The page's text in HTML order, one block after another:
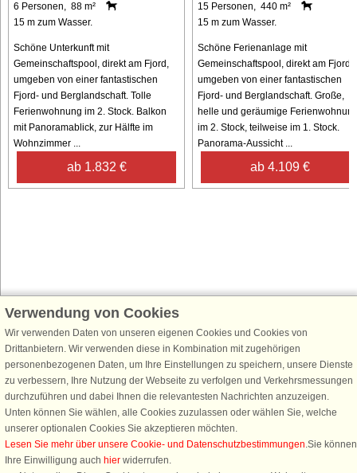
6 Personen, 88 m²
15 m zum Wasser.
Schöne Unterkunft mit
Gemeinschaftspool, direkt am Fjord,
umgeben von einer fantastischen
Fjord- und Berglandschaft. Tolle
Ferienwohnung im 2. Stock. Balkon
mit Panoramablick, zur Hälfte im
Wohnzimmer ...
ab 1.832 €
15 Personen, 440 m²
15 m zum Wasser.
Schöne Ferienanlage mit
Gemeinschaftspool, direkt am Fjord,
umgeben von einer fantastischen
Fjord- und Berglandschaft. Große,
helle und geräumige
im 2. Stock, teilweise im 1. Stock.
Panorama-Aussicht ...
ab 4.109 €
Schließen Sie sich 100.000 Ferienhaus-Fans an
Erhalten Sie einen Willkommensgutschein von 25 €für Ihren nächsten
Ferienhausurlaub - melden Sie sich einfach für den DanCenter Newsletter
an. Verpassen Sie nie wieder exklusive Angebote, Gewinnspiele und
Urlaubstipps!
Newsletter abonnieren
Verwendung von Cookies
Wir verwenden Daten von unseren eigenen Cookies und Cookies von
Drittanbietern. Wir verwenden diese in Kombination mit zugehörigen
personenbezogenen Daten, um Ihre Einstellungen zu speichern, unsere Dienste
zu verbessern, Ihre Nutzung der Webseite zu verfolgen und Verkehrsmessungen
durchzuführen und dabei Ihnen die relevantesten Nachrichten anzuzeigen.
Unten können Sie wählen, alle Cookies zuzulassen oder wählen Sie, welche
unserer optionalen Cookies Sie akzeptieren möchten.
Lesen Sie mehr über unsere Cookie- und Datenschutzbestimmungen.Sie können
Ihre Einwilligung auch hier widerrufen.